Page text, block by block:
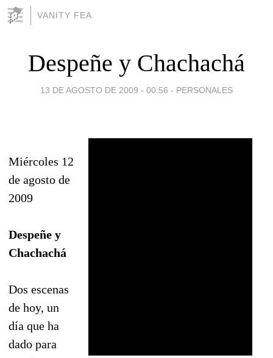
VANITY FEA
Despeñe y Chachachá
13 DE AGOSTO DE 2009 - 00:56 - PERSONALES
Miércoles 12
de agosto de
2009
Despeñe y
Chachachá
Dos escenas
de hoy, un
día que ha
dado para